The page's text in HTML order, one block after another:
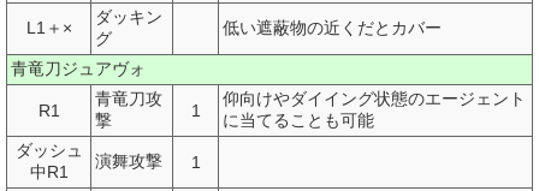
L1＋×
ダッキン
グ
低い遮蔽物の近くだとカバー
青竜刀ジュアヴォ
R1
青竜刀攻
撃
1
仰向けやダイイング状態のエージェント
に当てることも可能
ダッシュ
中R1
演舞攻撃 1